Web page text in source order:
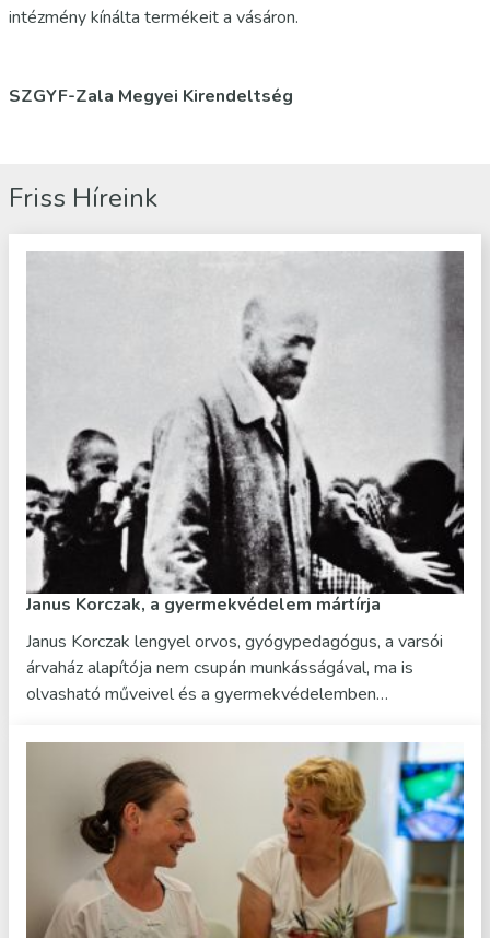
intézmény kínálta termékeit a vásáron.
SZGYF-Zala Megyei Kirendeltség
Friss Híreink
Janus Korczak, a gyermekvédelem mártírja
Janus Korczak lengyel orvos, gyógypedagógus, a varsói
árvaház alapítója nem csupán munkásságával, ma is
olvasható műveivel és a gyermekvédelemben…